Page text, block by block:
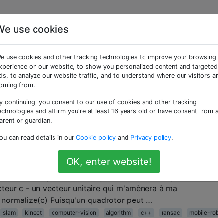
«c»
les microcontrôleurs
pour faire des choses dans nos robots, mais
L'utilisation de variables à virgule flottante est très
flottante est automatiquement incluse (sauf si vous
Par conséquent, …
cible
connais sa position - , où j'aimerais aller - la position
c - un vecteur unitaire qui m'amènera à ma
Puisqu'un quadrotor peut …
slam kinect computer-vision algorithm c++ ransac
mobile-
use cookies
use cookies and other tracking technologies to improve your browsing
on our website, to show you personalized content and targeted
to analyze our website traffic, and to understand where our visitors
from.
continuing, you consent to our use of cookies and other tracking
and affirm you're at least 16 years old or have consent from a
or guardian.
can read details in our Cookie policy and Privacy policy.
OK, enter website!